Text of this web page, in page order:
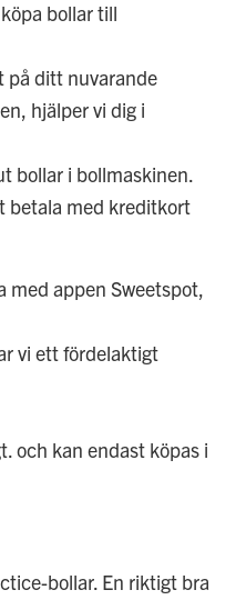
bollar till
på ditt nuvarande
hjälper vi dig i
bollar i bollmaskinen.
betala med kreditkort
med appen Sweetspot,
vi ett fördelaktigt
och kan endast köpas i
bollar. En riktigt bra